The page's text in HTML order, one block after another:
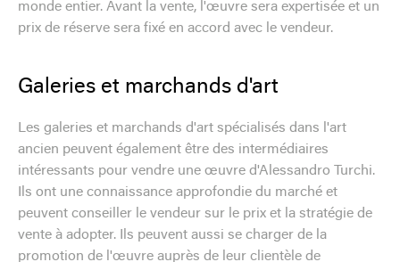
monde entier. Avant la vente, l'œuvre sera expertisée et un
prix de réserve sera fixé en accord avec le vendeur.
Galeries et marchands d'art
Les galeries et marchands d'art spécialisés dans l'art
ancien peuvent également être des intermédiaires
intéressants pour vendre une œuvre d'Alessandro Turchi.
Ils ont une connaissance approfondie du marché et
peuvent conseiller le vendeur sur le prix et la stratégie de
vente à adopter. Ils peuvent aussi se charger de la
promotion de l'œuvre auprès de leur clientèle de